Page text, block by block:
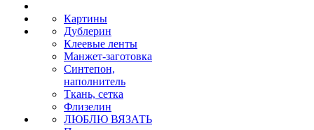
Картины
Дублерин
Клеевые ленты
Манжет-заготовка
Синтепон,
наполнитель
Ткань, сетка
Флизелин
ЛЮБЛЮ ВЯЗАТЬ